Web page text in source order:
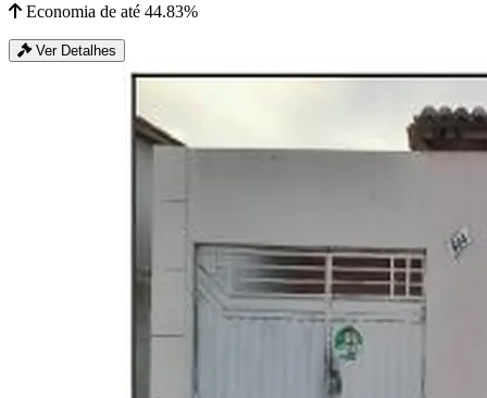
Economia de até 44.83%
Ver Detalhes